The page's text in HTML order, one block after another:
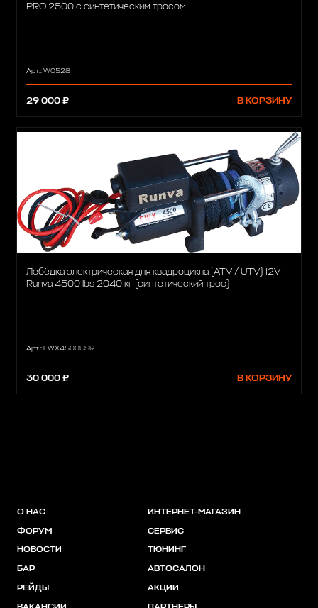
PRO 2500 с синтетическим тросом
Арт.: W0528
29 000 ₽ В КОРЗИНУ
Лебёдка электрическая для квадроцикла (ATV / UTV) 12V
Runva 4500 lbs 2040 кг (синтетический трос)
Арт.: EWX4500USR
30 000 ₽ В КОРЗИНУ
О НАС
ФОРУМ
НОВОСТИ
БАР
РЕЙДЫ
ИНТЕРНЕТ-МАГАЗИН
СЕРВИС
ТЮНИНГ
АВТОСАЛОН
АКЦИИ